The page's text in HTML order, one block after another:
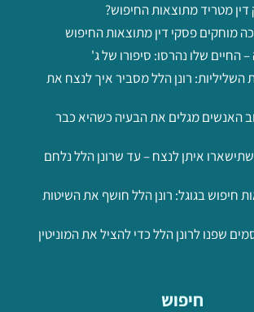
מטריד מתוצאות החיפוש?
מוחקים פסקי דין מתוצאות החיפוש
החיים שלו נהרסו: סיפורו של ג'
רונן הלל מסביר איך לנצח את
האנשים מגלים את הבעיה כשהיא כבר
איתן לנצח – עד שרונן הלל נלחם
חיפוש בגוגל: רונן הלל חושף את השיטות
שפנו לרונן הלל כדי להציל את המוניטין
חיפוש